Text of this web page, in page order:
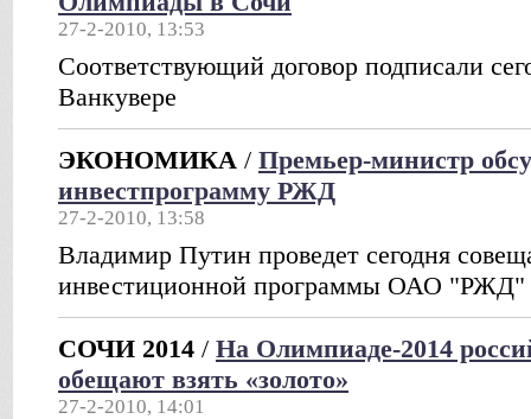
27-2-2010, 13:53
Соответствующий договор подписали
Ванкувере
ЭКОНОМИКА / Премьер-министр
инвестпрограмму РЖД
27-2-2010, 13:58
Владимир Путин проведет сегодня
инвестиционной программы ОАО "РЖД"
СОЧИ 2014 / На Олимпиаде-2014
обещают взять «золото»
27-2-2010, 14:01